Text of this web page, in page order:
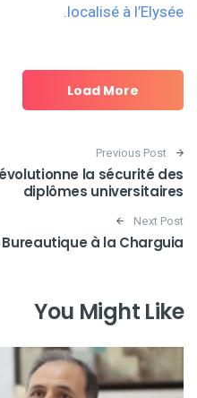
localisé à l’Elysée.
Load More
Post navigation
Previous Post
la sécurité des
diplômes universitaires
Next Post
à la Charguia
You Might Like